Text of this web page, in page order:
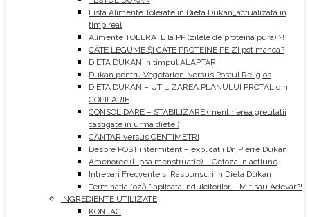
Lista Alimente Tolerate in Dieta Dukan_actualizata in
timp real
Alimente TOLERATE la PP (zilele de proteina pura) ?!
CÂTE LEGUME ȘI CÂTE PROTEINE PE ZI pot manca?
DIETA DUKAN in timpul ALAPTARII
Dukan pentru Vegetarieni versus Postul Religios
DIETA DUKAN – UTILIZAREA PLANULUI PROTAL din
COPILARIE
CONSOLIDARE – STABILIZARE (mentinerea greutatii
castigate in urma dietei)
CANTAR versus CENTIMETRI
Despre POST intermitent – explicatii Dr. Pierre Dukan
Amenoree (Lipsa menstruatie) – Cetoza in actiune
Intrebari Frecvente si Raspunsuri in Dieta Dukan
Terminatia “oză ” aplicata indulcitorilor – Mit sau Adevar?!
INGREDIENTE UTILIZATE
KONJAC